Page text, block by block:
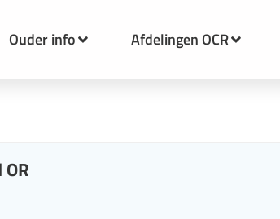
Ouder info Afdelingen OCR